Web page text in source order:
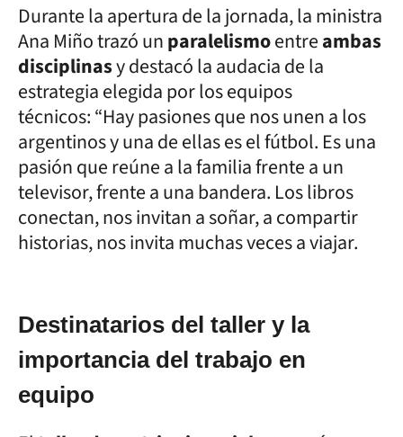
Durante la apertura de la jornada, la ministra
Ana Miño trazó unparalelismoentreambas
disciplinasy destacó la audacia de la
estrategia elegida por los equipos
técnicos: “Hay pasiones que nos unen a los
argentinos y una de ellas es el fútbol. Es una
pasión que reúne a la familia frente a un
televisor, frente a una bandera. Los libros
conectan, nos invitan a soñar, a compartir
historias, nos invita muchas veces a viajar.
Destinatarios del taller y la
importancia del trabajo en
equipo